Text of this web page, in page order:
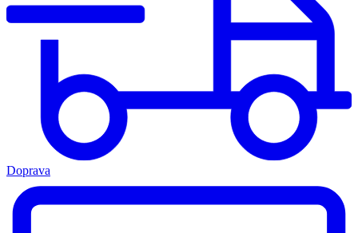
Doprava